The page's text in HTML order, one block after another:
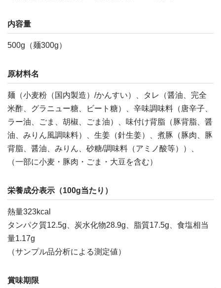
内容量
500g（麺300g）
原材料名
麺（小麦粉（国内製造）/かんすい）、タレ（醤油、完全
米酢、グラニュー糖、ビート糖）、辛味調味料（唐辛子、
ラー油、ごま、胡椒、ごま油）、味付け背脂（豚背脂、醤
油、みりん風調味料）、生姜（針生姜）、煮豚（豚肉、豚
背脂、醤油、みりん、砂糖/調味料（アミノ酸等））、
（一部に小麦・豚肉・ごま・大豆を含む）
栄養成分表示（100g当たり）
熱量323kcal
タンパク質12.5g、炭水化物28.9g、脂質17.5g、食塩相当
量1.17g
（サンプル品分析による測定値）
賞味期限